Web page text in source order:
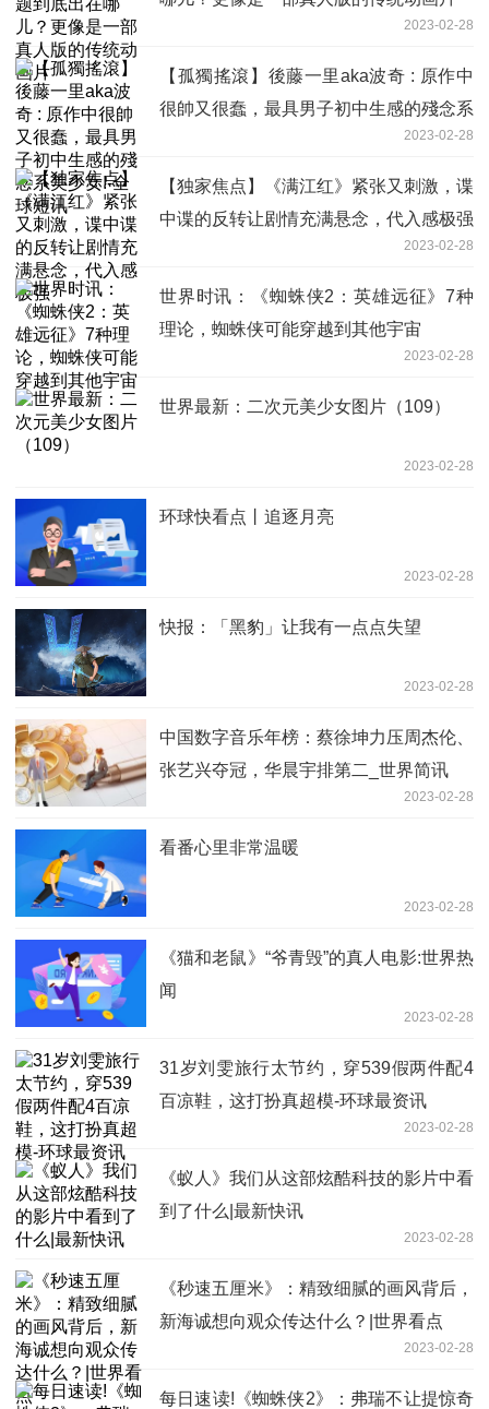
2023-02-28
【孤獨搖滾】後藤一里aka波奇 : 原作中
很帥又很蠢，最具男子初中生感的殘念系
2023-02-28
【独家焦点】《满江红》紧张又刺激，谍
中谍的反转让剧情充满悬念，代入感极强
2023-02-28
世界时讯：《蜘蛛侠2：英雄远征》7种
理论，蜘蛛侠可能穿越到其他宇宙
2023-02-28
世界最新：二次元美少女图片（109）
2023-02-28
环球快看点丨追逐月亮
2023-02-28
快报：「黑豹」让我有一点点失望
2023-02-28
中国数字音乐年榜：蔡徐坤力压周杰伦、
张艺兴夺冠，华晨宇排第二_世界简讯
2023-02-28
看番心里非常温暖
2023-02-28
《猫和老鼠》“爷青毁”的真人电影:世界热
闻
2023-02-28
31岁刘雯旅行太节约，穿539假两件配4
百凉鞋，这打扮真超模-环球最资讯
2023-02-28
《蚁人》我们从这部炫酷科技的影片中看
到了什么|最新快讯
2023-02-28
《秒速五厘米》：精致细腻的画风背后，
新海诚想向观众传达什么？|世界看点
2023-02-28
每日速读!《蜘蛛侠2》：弗瑞不让提惊奇